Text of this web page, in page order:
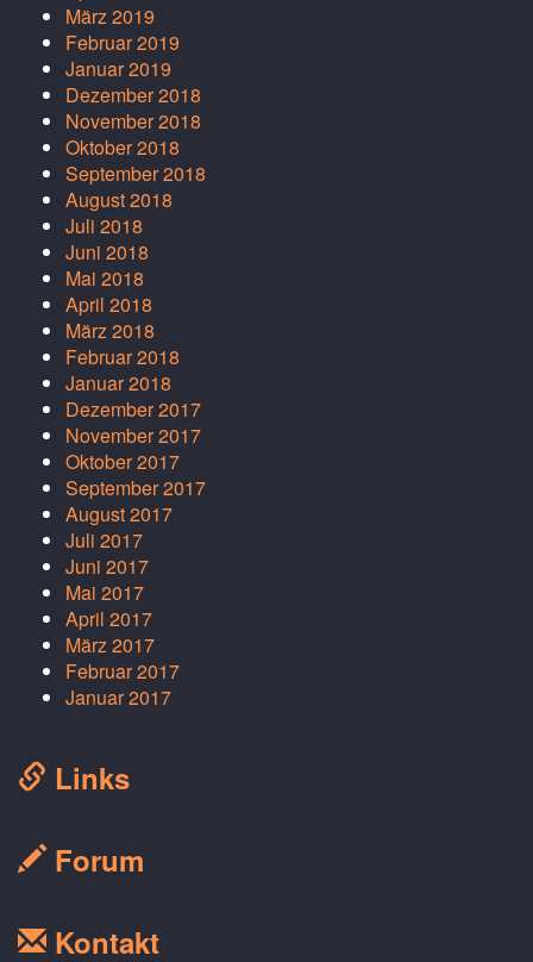
März 2019
Februar 2019
Januar 2019
Dezember 2018
November 2018
Oktober 2018
September 2018
August 2018
Juli 2018
Juni 2018
Mai 2018
April 2018
März 2018
Februar 2018
Januar 2018
Dezember 2017
November 2017
Oktober 2017
September 2017
August 2017
Juli 2017
Juni 2017
Mai 2017
April 2017
März 2017
Februar 2017
Januar 2017
Links
Forum
Kontakt